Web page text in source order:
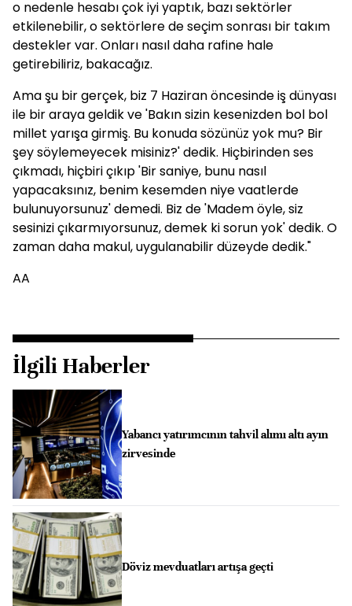
o nedenle hesabı çok iyi yaptık, bazı sektörler
etkilenebilir, o sektörlere de seçim sonrası bir takım
destekler var. Onları nasıl daha rafine hale
getirebiliriz, bakacağız.
Ama şu bir gerçek, biz 7 Haziran öncesinde iş dünyası
ile bir araya geldik ve 'Bakın sizin kesenizden bol bol
millet yarışa girmiş. Bu konuda sözünüz yok mu? Bir
şey söylemeyecek misiniz?' dedik. Hiçbirinden ses
çıkmadı, hiçbiri çıkıp 'Bir saniye, bunu nasıl
yapacaksınız, benim kesemden niye vaatlerde
bulunuyorsunuz' demedi. Biz de 'Madem öyle, siz
sesinizi çıkarmıyorsunuz, demek ki sorun yok' dedik. O
zaman daha makul, uygulanabilir düzeyde dedik."
AA
İlgili Haberler
Yabancı yatırımcının tahvil alımı altı ayın
zirvesinde
Döviz mevduatları artışa geçti